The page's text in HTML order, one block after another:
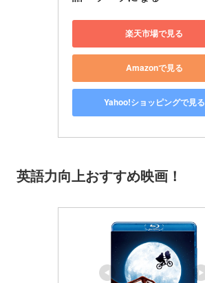
楽天市場で見る
Amazonで見る
Yahoo!ショッピングで見る
英語力向上おすすめ映画！